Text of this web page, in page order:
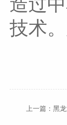
技术
上一篇： 黑